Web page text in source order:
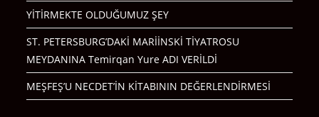
YİTİRMEKTE OLDUĞUMUZ ŞEY
ST. PETERSBURG’DAKİ MARİİNSKİ TİYATROSU
MEYDANINA Temirqan Yure ADI VERİLDİ
MEŞFEŞ’U NECDET’İN KİTABININ DEĞERLENDİRMESİ